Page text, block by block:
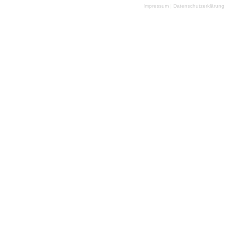
Möglichkeiten und Herausforderungen eintauchen
Impressum | Datenschutzerklärung